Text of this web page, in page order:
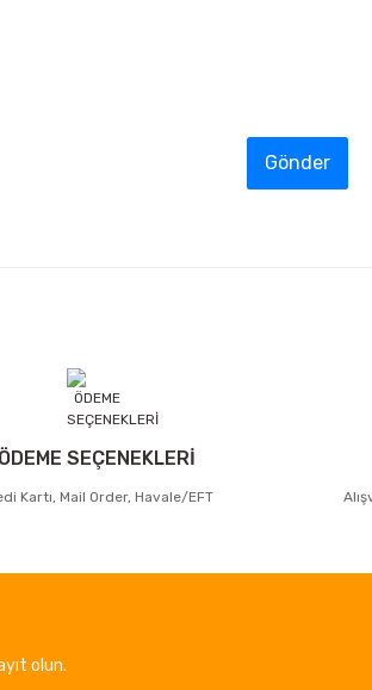
Gönder
ÖDEME SEÇENEKLERİ
Kartı, Mail Order, Havale/EFT
olun.